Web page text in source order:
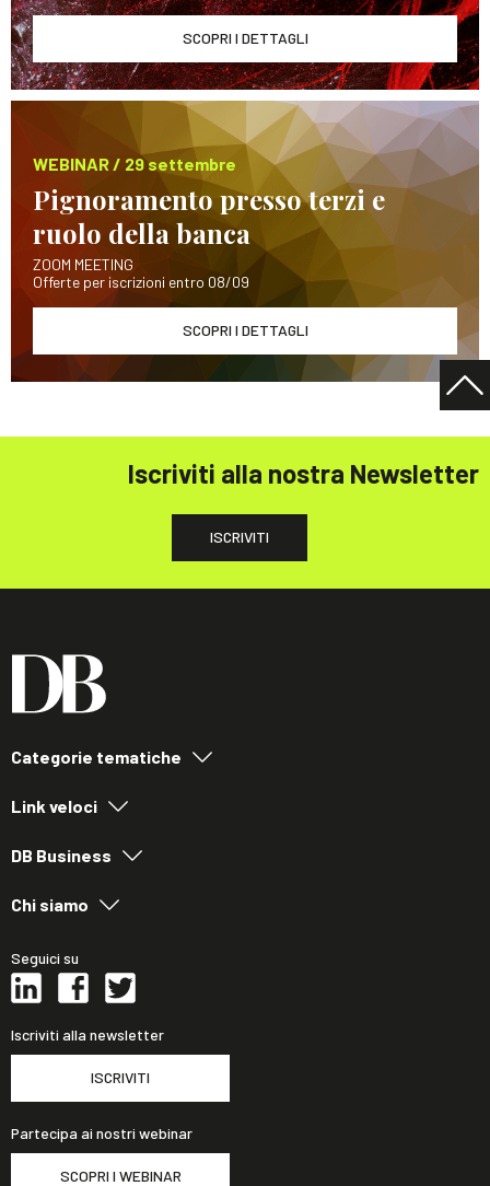
SCOPRI I DETTAGLI
WEBINAR / 29 settembre
Pignoramento presso terzi e
ruolo della banca
ZOOM MEETING
Offerte per iscrizioni entro 08/09
SCOPRI I DETTAGLI
Iscriviti alla nostra Newsletter
ISCRIVITI
Categorie tematiche
Link veloci
DB Business
Chi siamo
Seguici su
Iscriviti alla newsletter
ISCRIVITI
Partecipa ai nostri webinar
SCOPRI I WEBINAR